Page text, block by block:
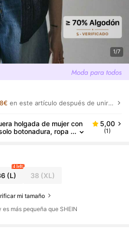
1/7
en este artículo después de unirte.
holgada de mujer con
botonadura, ropa
5,00
(1)
(L)
4 left
38 (XL)
mi tamaño
más pequeña que SHEIN